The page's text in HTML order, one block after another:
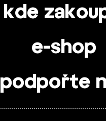
kde
e-shop
podpořte